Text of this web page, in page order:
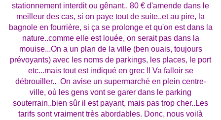
stationnement interdit ou gênant.. 80 € d'amende dans le
meilleur des cas, si on paye tout de suite..et au pire, la
bagnole en fourrière, si ça se prolonge et qu'on est dans la
nature..comme elle est louée, on serait pas dans la
mouise...On a un plan de la ville (ben ouais, toujours
prévoyants) avec les noms de parkings, les places, le port
etc...mais tout est indiqué en grec !! Va falloir se
débrouiller.. On avise un supermarché en plein centre-
ville, où les gens vont se garer dans le parking
souterrain..bien sûr il est payant, mais pas trop cher..Les
tarifs sont vraiment très abordables. Donc, nous voilà